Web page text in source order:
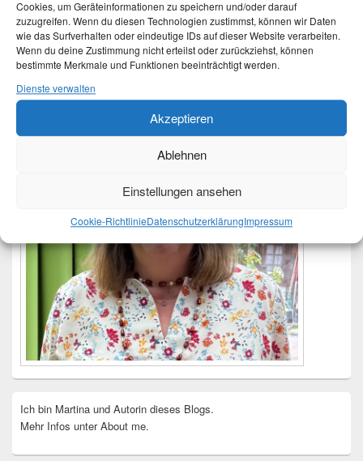
Cookies, um Geräteinformationen zu speichern und/oder darauf
zuzugreifen. Wenn du diesen Technologien zustimmst, können wir Daten
wie das Surfverhalten oder eindeutige IDs auf dieser Website verarbeiten.
Wenn du deine Zustimmung nicht erteilst oder zurückziehst, können
bestimmte Merkmale und Funktionen beeinträchtigt werden.
Dienste verwalten
Akzeptieren
Ablehnen
Einstellungen ansehen
Cookie-RichtlinieDatenschutzerklärungImpressum
Primärer
Seitenleisten-
Moin
Ich bin Martina und Autorin dieses Blogs.
Mehr Infos unter About me.